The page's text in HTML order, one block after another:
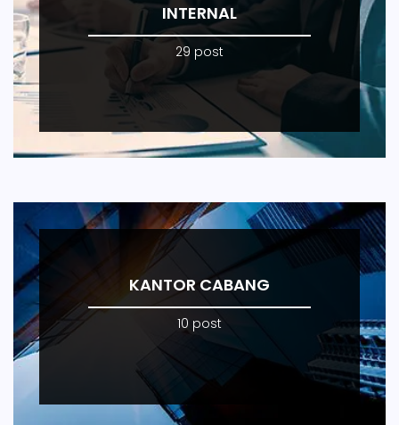
INTERNAL
29 post
KANTOR CABANG
10 post